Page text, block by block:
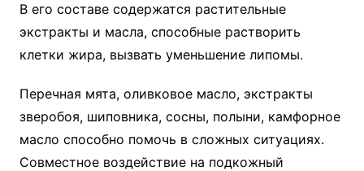
В его составе содержатся растительные
экстракты и масла, способные растворить
клетки жира, вызвать уменьшение липомы.
Перечная мята, оливковое масло, экстракты
зверобоя, шиповника, сосны, полыни, камфорное
масло способно помочь в сложных ситуациях.
Совместное воздействие на подкожный